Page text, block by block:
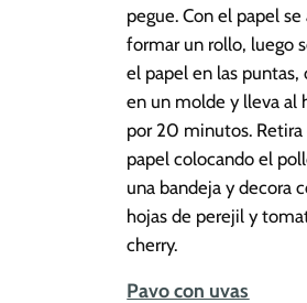
pegue. Con el papel se
formar un rollo, luego
el papel en las puntas,
en un molde y lleva al
por 20 minutos. Retira
papel colocando el
una bandeja y decora
hojas de perejil y
cherry.
Pavo con uvas